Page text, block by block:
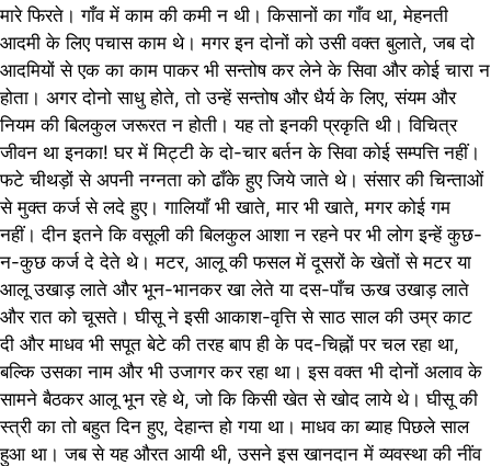
मारे फिरते। गाँव में काम की कमी न थी। किसानों का गाँव था, मेहनती
आदमी के लिए पचास काम थे। मगर इन दोनों को उसी वक्त बुलाते, जब दो
आदमियों से एक का काम पाकर भी सन्तोष कर लेने के सिवा और कोई चारा न
होता। अगर दोनो साधु होते, तो उन्हें सन्तोष और धैर्य के लिए, संयम और
नियम की बिलकुल जरूरत न होती। यह तो इनकी प्रकृति थी। विचित्र
जीवन था इनका! घर में मिट्टी के दो-चार बर्तन के सिवा कोई सम्पत्ति नहीं।
फटे चीथड़ों से अपनी नग्नता को ढाँके हुए जिये जाते थे। संसार की चिन्ताओं
से मुक्त कर्ज से लदे हुए। गालियाँ भी खाते, मार भी खाते, मगर कोई गम
नहीं। दीन इतने कि वसूली की बिलकुल आशा न रहने पर भी लोग इन्हें कुछ-
न-कुछ कर्ज दे देते थे। मटर, आलू की फसल में दूसरों के खेतों से मटर या
आलू उखाड़ लाते और भून-भानकर खा लेते या दस-पाँच ऊख उखाड़ लाते
और रात को चूसते। घीसू ने इसी आकाश-वृत्ति से साठ साल की उम्र काट
दी और माधव भी सपूत बेटे की तरह बाप ही के पद-चिह्नों पर चल रहा था,
बल्कि उसका नाम और भी उजागर कर रहा था। इस वक्त भी दोनों अलाव के
सामने बैठकर आलू भून रहे थे, जो कि किसी खेत से खोद लाये थे। घीसू की
स्त्री का तो बहुत दिन हुए, देहान्त हो गया था। माधव का ब्याह पिछले साल
हुआ था। जब से यह औरत आयी थी, उसने इस खानदान में व्यवस्था की नींव